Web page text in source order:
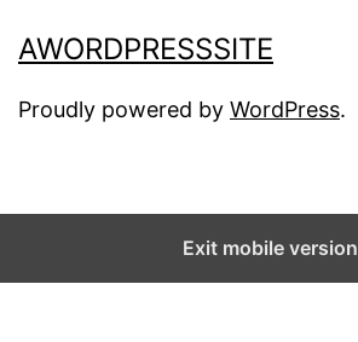
AWORDPRESSSITE
Proudly powered by WordPress.
Exit mobile version